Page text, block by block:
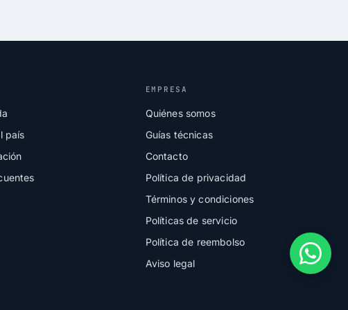
país
EMPRESA
Quiénes somos
Guías técnicas
Contacto
Política de privacidad
Términos y condiciones
Políticas de servicio
Política de reembolso
Aviso legal